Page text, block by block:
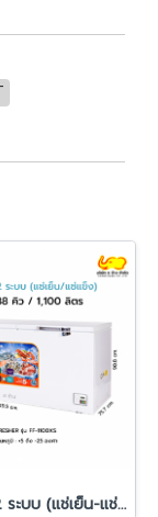
ตู้แช่ฝาทึบ 2 ระบบ (แช่เย็น-แช่แข็ง) รุ่น FF-1100XS